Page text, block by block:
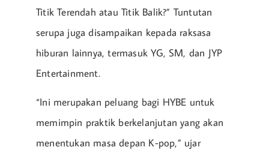
Titik Terendah atau Titik Balik?” Tuntutan
serupa juga disampaikan kepada raksasa
hiburan lainnya, termasuk YG, SM, dan JYP
Entertainment.
“Ini merupakan peluang bagi HYBE untuk
memimpin praktik berkelanjutan yang akan
menentukan masa depan K-pop,” ujar